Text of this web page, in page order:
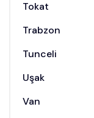
Tokat
Trabzon
Tunceli
Uşak
Van